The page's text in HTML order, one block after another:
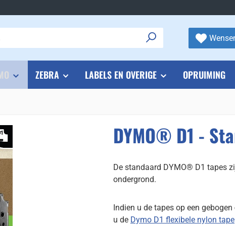
ZEBRA LABELS EN OVERIGE OPRUIMING
DYMO® D1 -
De standaard DYMO® D1 tapes
ondergrond.
Indien u de tapes op een
u de Dymo D1 flexibele nylon tape